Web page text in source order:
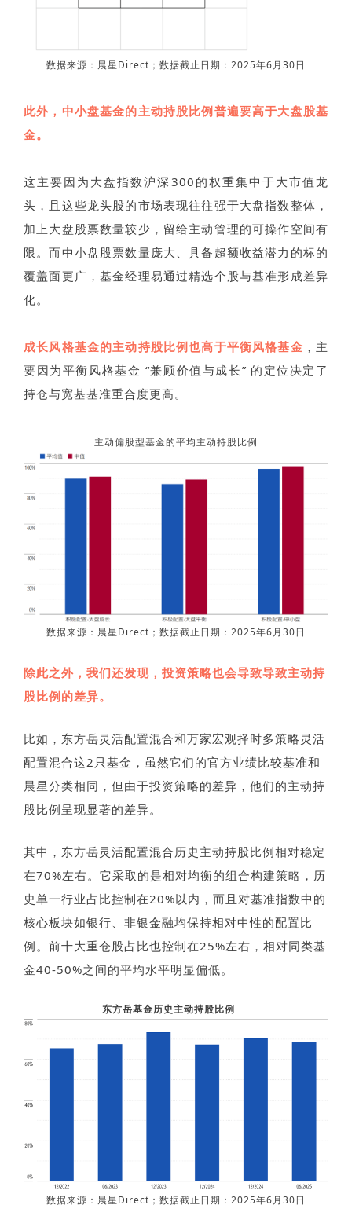
数据来源：晨星Direct；数据截止日期：2025年6月30日
此外，中小盘基金的主动持股比例普遍要高于大盘股基
金。
这主要因为大盘指数沪深300的权重集中于大市值龙
头，且这些龙头股的市场表现往往强于大盘指数整体，
加上大盘股票数量较少，留给主动管理的可操作空间有
限。而中小盘股票数量庞大、具备超额收益潜力的标的
覆盖面更广，基金经理易通过精选个股与基准形成差异
化。
成长风格基金的主动持股比例也高于平衡风格基金 ，主
要因为平衡风格基金 “兼顾价值与成长” 的定位决定了
持仓与宽基基准重合度更高。
主动偏股型基金的平均主动持股比例
数据来源：晨星Direct；数据截止日期：2025年6月30日
除此之外，我们还发现，投资策略也会导致导致主动持
股比例的差异。
比如，东方岳灵活配置混合和万家宏观择时多策略灵活
配置混合这2只基金，虽然它们的官方业绩比较基准和
晨星分类相同，但由于投资策略的差异，他们的主动持
股比例呈现显著的差异。
其中，东方岳灵活配置混合历史主动持股比例相对稳定
在70%左右。它采取的是相对均衡的组合构建策略，历
史单一行业占比控制在20%以内，而且对基准指数中的
核心板块如银行、非银金融均保持相对中性的配置比
例。前十大重仓股占比也控制在25%左右，相对同类基
金40-50%之间的平均水平明显偏低。
东方岳基金历史主动持股比例
数据来源：晨星Direct；数据截止日期：2025年6月30日